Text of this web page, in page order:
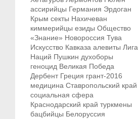
ассирийцы Германия Эрдоган
Крым секты Нахичеван
киммерийцы езиды Общество
«Знание» Новороссия Тува
Искусство Кавказа алевиты Лига
Наций Пушкин духоборы
геноцид Великая Победа
Дербент Греция грант-2016
медицина Ставропольский край
социальная сфера
Краснодарский край туркмены
бацбийцы Белоруссия